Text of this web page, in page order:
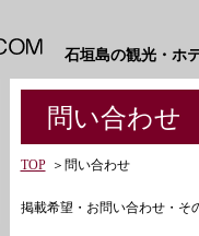
石垣島の観光・ホ
問い合わせ
TOP ＞ 問い合わせ
掲載希望・お問い合わせ・そ